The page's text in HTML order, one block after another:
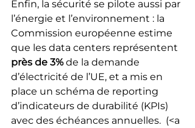
Enfin, la sécurité se pilote aussi par
l’énergie et l’environnement : la
Commission européenne estime
que les data centers représentent
près de 3% de la demande
d’électricité de l’UE, et a mis en
place un schéma de reporting
d’indicateurs de durabilité (KPIs)
avec des échéances annuelles. (<a